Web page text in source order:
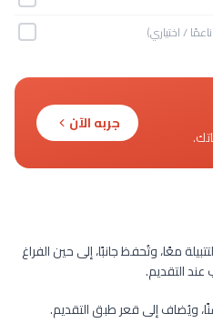
/ اختياري)
جربه الآن
معًا، وتُحفظ جانبًا، إلى حين الفراغ
التقديم.
ويُضاف إلى قعر طبق التقديم.